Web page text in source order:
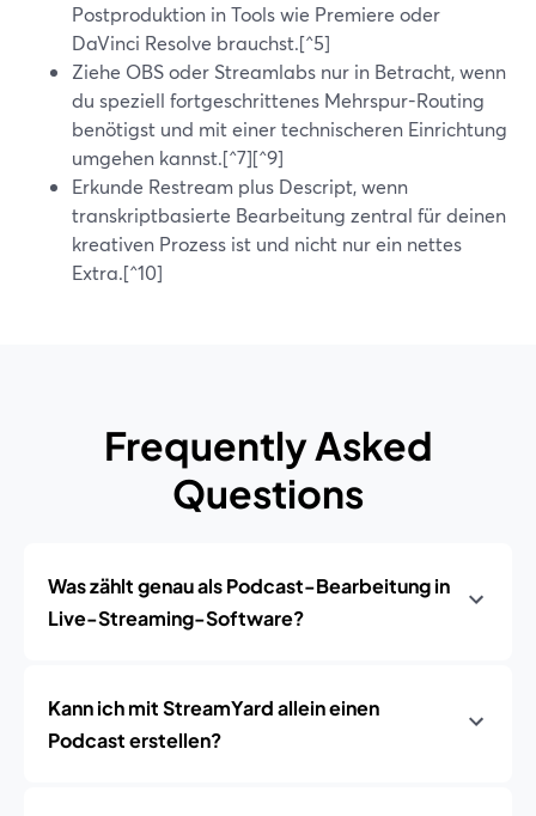
Postproduktion in Tools wie Premiere oder
DaVinci Resolve brauchst.[^5]
Ziehe OBS oder Streamlabs nur in Betracht, wenn
du speziell fortgeschrittenes Mehrspur-Routing
benötigst und mit einer technischeren Einrichtung
umgehen kannst.[^7][^9]
Erkunde Restream plus Descript, wenn
transkriptbasierte Bearbeitung zentral für deinen
kreativen Prozess ist und nicht nur ein nettes
Extra.[^10]
Frequently Asked
Questions
Was zählt genau als Podcast-Bearbeitung in
Live-Streaming-Software?
Kann ich mit StreamYard allein einen
Podcast erstellen?